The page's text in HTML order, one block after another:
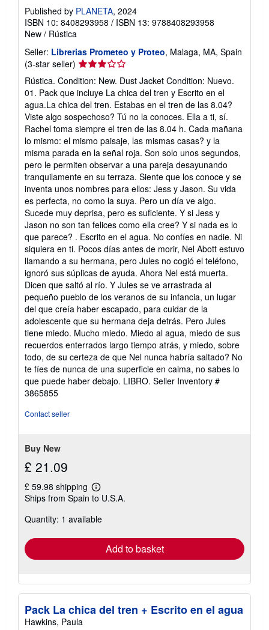
Published by PLANETA, 2024
ISBN 10: 8408293958 / ISBN 13: 9788408293958
New / Rústica
Seller: Librerias Prometeo y Proteo, Malaga, MA, Spain
(3-star seller) Seller
3
out
of
5
stars
Rústica. Condition: New. Dust Jacket Condition: Nuevo.
01. Pack que incluye La chica del tren y Escrito en el
agua.La chica del tren. Estabas en el tren de las 8.04?
Viste algo sospechoso? Tú no la conoces. Ella a ti, sí.
Rachel toma siempre el tren de las 8.04 h. Cada mañana
lo mismo: el mismo paisaje, las mismas casas? y la
misma parada en la señal roja. Son solo unos segundos,
pero le permiten observar a una pareja desayunando
tranquilamente en su terraza. Siente que los conoce y se
inventa unos nombres para ellos: Jess y Jason. Su vida
es perfecta, no como la suya. Pero un día ve algo.
Sucede muy deprisa, pero es suficiente. Y si Jess y
Jason no son tan felices como ella cree? Y si nada es lo
que parece? . Escrito en el agua. No confíes en nadie. Ni
siquiera en ti. Pocos días antes de morir, Nel Abott estuvo
llamando a su hermana, pero Jules no cogió el teléfono,
ignoró sus súplicas de ayuda. Ahora Nel está muerta.
Dicen que saltó al río. Y Jules se ve arrastrada al
pequeño pueblo de los veranos de su infancia, un lugar
del que creía haber escapado, para cuidar de la
adolescente que su hermana deja detrás. Pero Jules
tiene miedo. Mucho miedo. Miedo al agua, miedo de sus
recuerdos enterrados largo tiempo atrás, y miedo, sobre
todo, de su certeza de que Nel nunca habría saltado? No
te fíes de nunca de una superficie en calma, no sabes lo
que puede haber debajo. LIBRO. Seller Inventory #
3865855
Contact seller
Buy New
£ 21.09
£ 59.98 shipping
Learn
more
shipping
Ships from Spain to U.S.A.
Quantity: 1 available
Add to basket
Pack La chica del tren + Escrito en el agua
Hawkins, Paula